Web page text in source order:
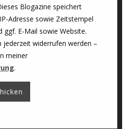
Blogazine speichert
Adresse sowie Zeitstempel
ggf. E-Mail sowie Website.
jederzeit widerrufen werden –
meiner
.